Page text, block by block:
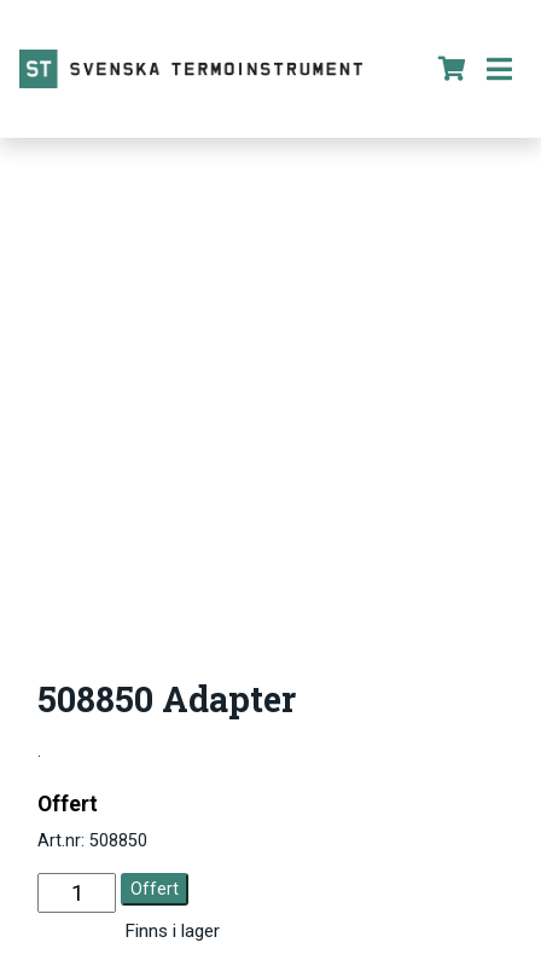
508850 Adapter
.
Offert
Art.nr: 508850
Offert
Finns i lager